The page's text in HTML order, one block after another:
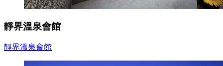
靜界溫泉會館
靜界溫泉會館